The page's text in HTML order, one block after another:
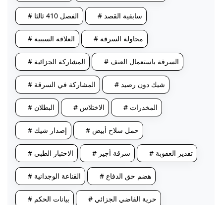
# الفصل 410 ثالثا # سابقية القصد
# العلاقة السببية # محاولة السرقة
# المشاركة الجزائية # السرقة باستعمال العنف
# المشاركة في السرقة # شيك دون رصيد
# البطلان # الاختلاس # المخدرات
# إصدار شيك # حمل سلاح أبيض
# الاختبار الطبي # سرقة أجير # تقدير العقوبة
# القناعة الوجدانية # هضم حق الدفاع
# بيانات الحكم # حرية القاضي الجزائي